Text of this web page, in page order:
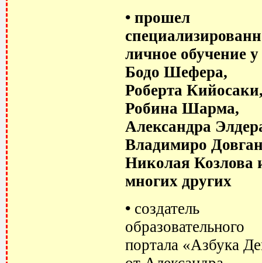
• прошел
личное обучение у
Бодо Шефера,
Роберта
Робина Шарма,
Александра
Владимиро
Николая Козлова
многих других
• создатель
образовательного
портала «Азбука